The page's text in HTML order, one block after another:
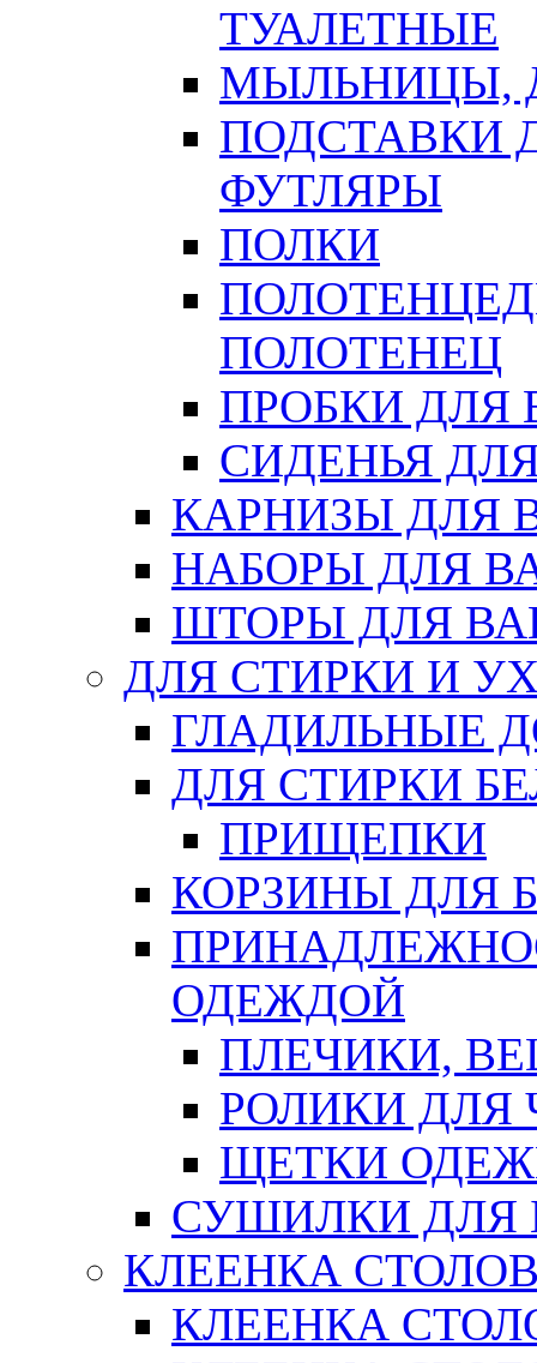
ТУАЛЕТНЫЕ
МЫЛЬНИЦЫ,
ПОДСТАВКИ
ФУТЛЯРЫ
ПОЛКИ
ПОЛОТЕНЕЦ
ПРОБКИ ДЛЯ
СИДЕНЬЯ
КАРНИЗЫ ДЛЯ
НАБОРЫ ДЛЯ
ШТОРЫ ДЛЯ
ДЛЯ СТИРКИ И
ГЛАДИЛЬНЫЕ
ДЛЯ СТИРКИ
ПРИЩЕПКИ
КОРЗИНЫ ДЛЯ
ОДЕЖДОЙ
ПЛЕЧИКИ,
РОЛИКИ ДЛЯ
ЩЕТКИ
СУШИЛКИ ДЛЯ
КЛЕЕНКА
КЛЕЕНКА